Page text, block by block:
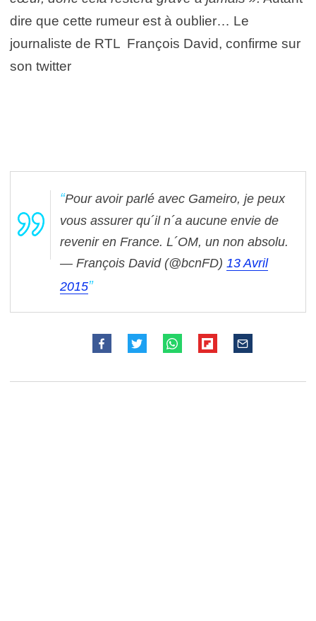
dire que cette rumeur est à oublier… Le
journaliste de RTL François David, confirme sur
son twitter
Pour avoir parlé avec Gameiro, je peux
vous assurer qu´il n´a aucune envie de
revenir en France. L´OM, un non absolu.
— François David (@bcnFD) 13 Avril
2015